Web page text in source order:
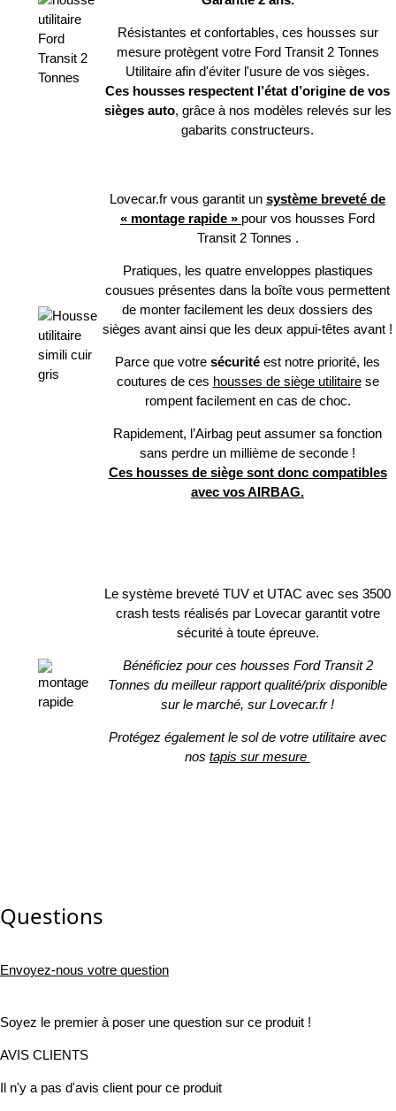
Résistantes et confortables, ces housses sur
mesure protègent votre Ford Transit 2 Tonnes
Utilitaire afin d'éviter l'usure de vos sièges.
Ces housses respectent l’état d’origine de vos
sièges auto, grâce à nos modèles relevés sur les
gabarits constructeurs.
Lovecar.fr vous garantit un système breveté de
« montage rapide » pour vos housses Ford
Transit 2 Tonnes .
Pratiques, les quatre enveloppes plastiques
cousues présentes dans la boîte vous permettent
de monter facilement les deux dossiers des
sièges avant ainsi que les deux appui-têtes avant !
Parce que votre sécurité est notre priorité, les
coutures de ces housses de siège utilitairese
rompent facilement en cas de choc.
Rapidement, l’Airbag peut assumer sa fonction
sans perdre un millième de seconde !
Ces housses de siège sont donc compatibles
avec vos AIRBAG.
Le système breveté TUV et UTAC avec ses 3500
crash tests réalisés par Lovecar garantit votre
sécurité à toute épreuve.
Bénéficiez pour ces housses Ford Transit 2
Tonnes du meilleur rapport qualité/prix disponible
sur le marché, sur Lovecar.fr !
Protégez également le sol de votre utilitaire avec
nos tapis sur mesure
Questions
Envoyez-nous votre question
Soyez le premier à poser une question sur ce produit !
AVIS CLIENTS
Il n'y a pas d'avis client pour ce produit